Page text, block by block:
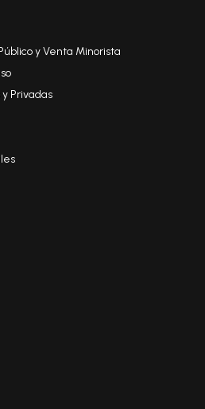
y Venta Minorista
Privadas